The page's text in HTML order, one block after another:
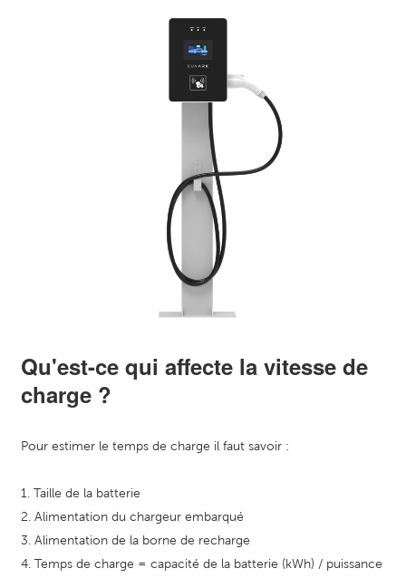
Qu'est-ce qui affecte la vitesse de
charge ?
Pour estimer le temps de charge il faut savoir :
1. Taille de la batterie
2. Alimentation du chargeur embarqué
3. Alimentation de la borne de recharge
4. Temps de charge = capacité de la batterie (kWh) / puissance